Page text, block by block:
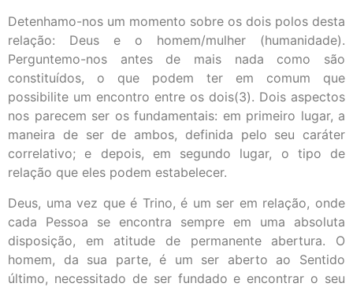
Detenhamo-nos um momento sobre os dois polos desta
relação: Deus e o homem/mulher (humanidade).
Perguntemo-nos antes de mais nada como são
constituídos, o que podem ter em comum que
possibilite um encontro entre os dois(3). Dois aspectos
nos parecem ser os fundamentais: em primeiro lugar, a
maneira de ser de ambos, definida pelo seu caráter
correlativo; e depois, em segundo lugar, o tipo de
relação que eles podem estabelecer.
Deus, uma vez que é Trino, é um ser em relação, onde
cada Pessoa se encontra sempre em uma absoluta
disposição, em atitude de permanente abertura. O
homem, da sua parte, é um ser aberto ao Sentido
último, necessitado de ser fundado e encontrar o seu